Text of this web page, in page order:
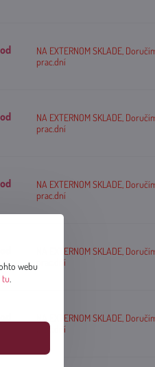
NA EXTERNOM SKLADE,
prac.dní
NA EXTERNOM SKLADE,
prac.dní
NA EXTERNOM SKLADE,
prac.dní
NA EXTERNOM SKLADE,
prac.dní
NA EXTERNOM SKLADE,
prac.dní
webu
tu.